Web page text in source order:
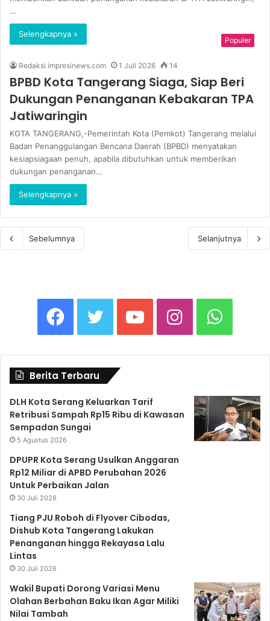
…
Selengkapnya »
Populer
Redaksi impresinews.com 1 Juli 2026 14
BPBD Kota Tangerang Siaga, Siap Beri
Dukungan Penanganan Kebakaran TPA
Jatiwaringin
KOTA TANGERANG,-Pemerintah Kota (Pemkot) Tangerang melalui
Badan Penanggulangan Bencana Daerah (BPBD) menyatakan
kesiapsiagaan penuh, apabila dibutuhkan untuk memberikan
dukungan penanganan…
Selengkapnya »
Sebelumnya Selanjutnya
a
c
e
b
o
w
i
t
r
o
u
e
n
m
h
t
Berita Terbaru
DLH Kota Serang Keluarkan Tarif
Retribusi Sampah Rp15 Ribu di Kawasan
Sempadan Sungai
5 Agustus 2026
DPUPR Kota Serang Usulkan Anggaran
Rp12 Miliar di APBD Perubahan 2026
Untuk Perbaikan Jalan
30 Juli 2026
Tiang PJU Roboh di Flyover Cibodas,
Dishub Kota Tangerang Lakukan
Penanganan hingga Rekayasa Lalu
Lintas
30 Juli 2026
Wakil Bupati Dorong Variasi Menu
Olahan Berbahan Baku Ikan Agar Miliki
Nilai Tambah